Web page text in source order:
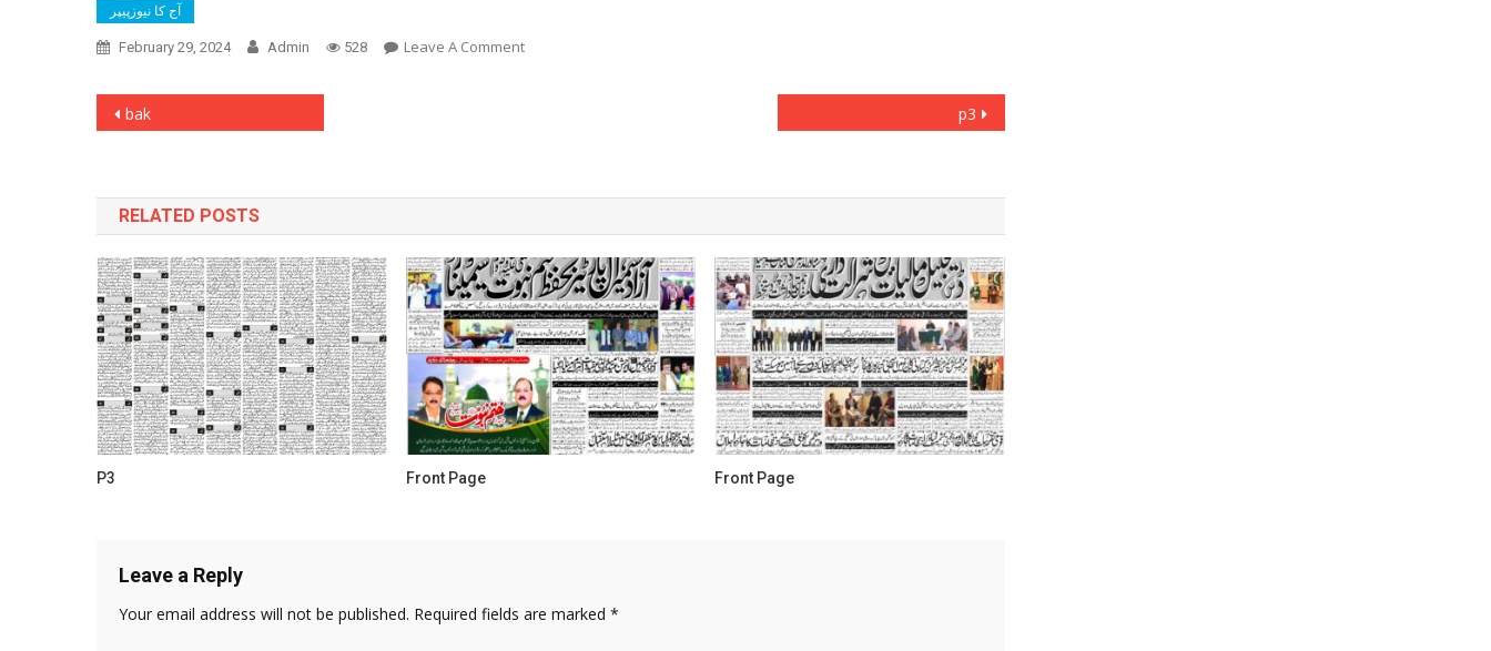
آج کا نیوزپیپر
February 29, 2024 Admin 528 Leave A CommentOn
Post
bak p3
RELATED POSTS
P3 Front Page Front Page
Leave a Reply
Your email address will not be published. Required fields are marked *